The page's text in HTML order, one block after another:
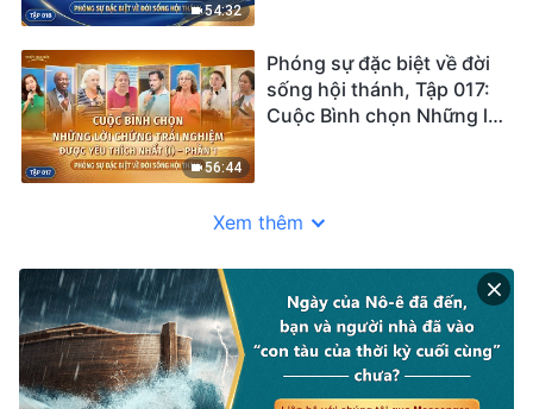
54:32
56:44
Phóng sự đặc biệt về đời
sống hội thánh, Tập 017:
Cuộc Bình chọn Những lời
Xem thêm